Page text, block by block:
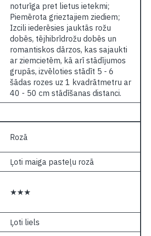
noturīga pret lietus ietekmi;
Piemērota grieztajiem ziediem;
Izcili iederēsies jauktās rožu
dobēs, tējhibrīdrožu dobēs un
romantiskos dārzos, kas sajaukti
ar ziemcietēm, kā arī stādījumos
grupās, izvēloties stādīt 5 - 6
šādas rozes uz 1 kvadrātmetru ar
40 - 50 cm stādīšanas distanci.
Rozā
Ļoti maiga pasteļu rozā
★★★
Ļoti liels